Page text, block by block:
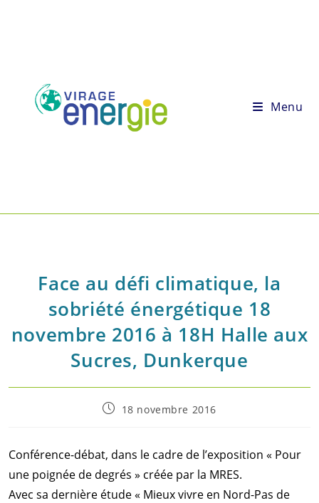
Menu
Face au défi climatique, la
sobriété énergétique 18
novembre 2016 à 18H Halle aux
Sucres, Dunkerque
Post18 novembre 2016
Conférence-débat, dans le cadre de l’exposition « Pour
une poignée de degrés » créée par la MRES.
Avec sa dernière étude « Mieux vivre en Nord-Pas de